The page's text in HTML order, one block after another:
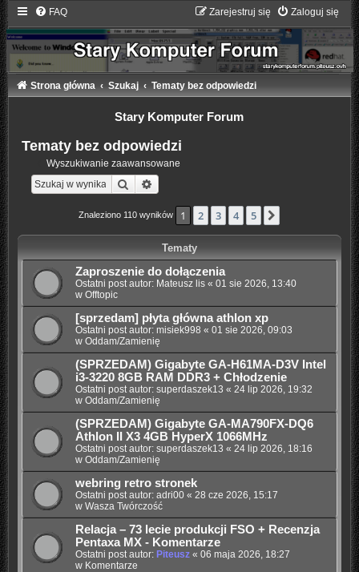
FAQ Zaloguj się
Zarejestruj się
Strona główna Szukaj Tematy bez odpowiedzi
Stary Komputer Forum
Tematy bez odpowiedzi
Wyszukiwanie zaawansowane
Szukaj
Znaleziono 110 wyników 1 2 3 4 5
Tematy
Zaproszenie do dołączenia
Ostatni post autor: Mateusz lis« 01 sie 2026, 13:40
w Offtopic
[sprzedam] płyta główna athlon xp
Ostatni post autor: misiek998 « 01 sie 2026, 09:03
w Oddam/Zamienię
(SPRZEDAM) Gigabyte GA-H61MA-D3V Intel
i3-3220 8GB RAM DDR3 + Chłodzenie
Ostatni post autor: superdaszek13 « 24 lip 2026, 19:32
w Oddam/Zamienię
(SPRZEDAM) Gigabyte GA-MA790FX-DQ6
Athlon II X3 4GB HyperX 1066MHz
Ostatni post autor: superdaszek13 « 24 lip 2026, 18:16
w Oddam/Zamienię
webring retro stronek
Ostatni post autor: adri00« 28 cze 2026, 15:17
w Wasza Twórczość
Relacja – 73 lecie produkcji FSO + Recenzja
Pentaxa MX - Komentarze
Ostatni post autor: Piteusz« 06 maja 2026, 18:27
w Komentarze